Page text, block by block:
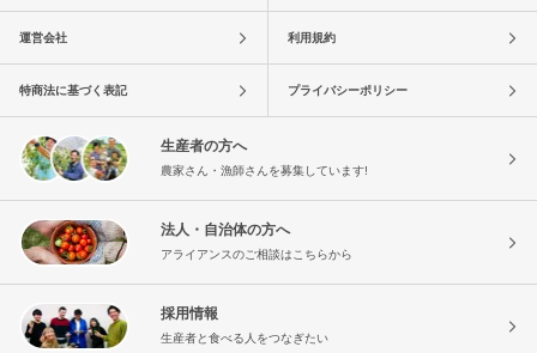
運営会社 利用規約
特商法に基づく表記 プライバシーポリシー
生産者の方へ
農家さん・漁師さんを募集しています!
法人・自治体の方へ
アライアンスのご相談はこちらから
採用情報
生産者と食べる人をつなぎたい